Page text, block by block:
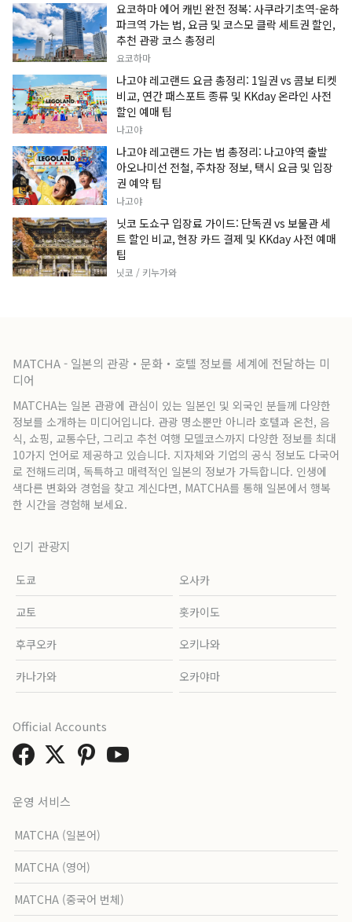
요코하마 에어 캐빈 완전 정복: 사쿠라기초역-운하
파크역 가는 법, 요금 및 코스모 클락 세트권 할인,
추천 관광 코스 총정리
요코하마
나고야 레고랜드 요금 총정리: 1일권 vs 콤보 티켓
비교, 연간 패스포트 종류 및 KKday 온라인 사전
할인 예매 팁
나고야
나고야 레고랜드 가는 법 총정리: 나고야역 출발
아오나미선 전철, 주차장 정보, 택시 요금 및 입장
권 예약 팁
나고야
닛코 도쇼구 입장료 가이드: 단독권 vs 보물관 세
트 할인 비교, 현장 카드 결제 및 KKday 사전 예매
팁
닛코 / 키누가와
MATCHA - 일본의 관광・문화・호텔 정보를 세계에 전달하는 미
디어
MATCHA는 일본 관광에 관심이 있는 일본인 및 외국인 분들께 다양한
정보를 소개하는 미디어입니다. 관광 명소뿐만 아니라 호텔과 온천, 음
식, 쇼핑, 교통수단, 그리고 추천 여행 모델코스까지 다양한 정보를 최대
10가지 언어로 제공하고 있습니다. 지자체와 기업의 공식 정보도 다국어
로 전해드리며, 독특하고 매력적인 일본의 정보가 가득합니다. 인생에
색다른 변화와 경험을 찾고 계신다면, MATCHA를 통해 일본에서 행복
한 시간을 경험해 보세요.
인기 관광지
도쿄 오사카
교토 홋카이도
후쿠오카 오키나와
카나가와 오카야마
운영 서비스
MATCHA (일본어)
MATCHA (영어)
MATCHA (중국어 번체)
Official Accounts